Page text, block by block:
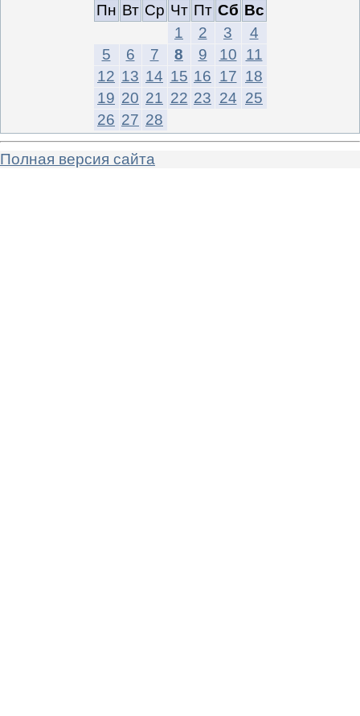
Пн Вт Ср Чт Пт Сб Вс
1
2 3
4
5
6 7 8 9 10
11
12 13 14 15 16 17 18
19 20 21 22 23 24 25
26 27 28
Полная версия сайта